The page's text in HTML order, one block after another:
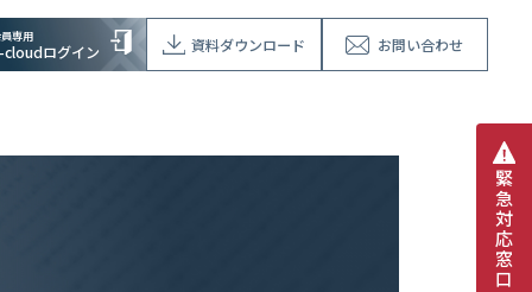
専用
cloudログイン 資料ダウンロード お問い合わせ
緊
急
対
応
窓
口